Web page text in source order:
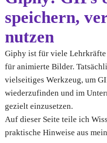
speichern,
nutzen
Giphy ist für viele
für animierte Bilder.
vielseitiges Werkzeug, um
wiederzufinden und im
gezielt einzusetzen.
Auf dieser Seite teile ich
praktische Hinweise aus